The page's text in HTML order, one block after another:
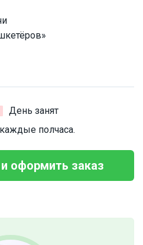
День занят
полчаса.
оформить заказ